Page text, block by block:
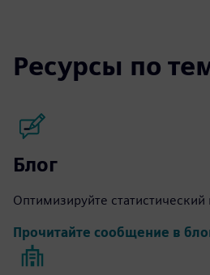
Ресурсы по
Блог
Оптимизируйте
Прочитайте сообщение в